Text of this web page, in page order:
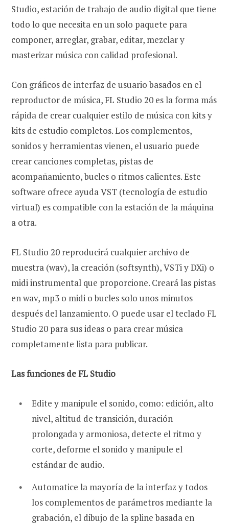
Studio, estación de trabajo de audio digital que tiene
todo lo que necesita en un solo paquete para
componer, arreglar, grabar, editar, mezclar y
masterizar música con calidad profesional.
Con gráficos de interfaz de usuario basados ​​en el
reproductor de música, FL Studio 20 es la forma más
rápida de crear cualquier estilo de música con kits y
kits de estudio completos. Los complementos,
sonidos y herramientas vienen, el usuario puede
crear canciones completas, pistas de
acompañamiento, bucles o ritmos calientes. Este
software ofrece ayuda VST (tecnología de estudio
virtual) es compatible con la estación de la máquina
a otra.
FL Studio 20 reproducirá cualquier archivo de
muestra (wav), la creación (softsynth), VSTi y DXi) o
midi instrumental que proporcione. Creará las pistas
en wav, mp3 o midi o bucles solo unos minutos
después del lanzamiento. O puede usar el teclado FL
Studio 20 para sus ideas o para crear música
completamente lista para publicar.
Las funciones de FL Studio
Edite y manipule el sonido, como: edición, alto
nivel, altitud de transición, duración
prolongada y armoniosa, detecte el ritmo y
corte, deforme el sonido y manipule el
estándar de audio.
Automatice la mayoría de la interfaz y todos
los complementos de parámetros mediante la
grabación, el dibujo de la spline basada en